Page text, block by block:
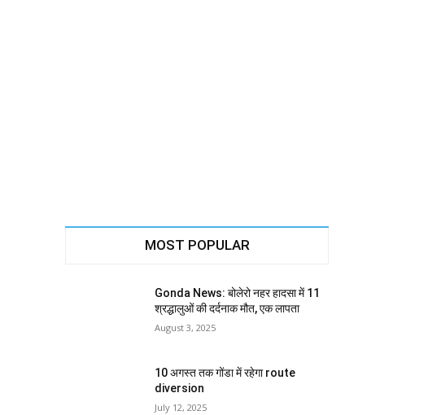
MOST POPULAR
Gonda News: बोलेरो नहर हादसा में 11
श्रद्धालुओं की दर्दनाक मौत, एक लापता
August 3, 2025
10 अगस्त तक गोंडा में रहेगा route
diversion
July 12, 2025